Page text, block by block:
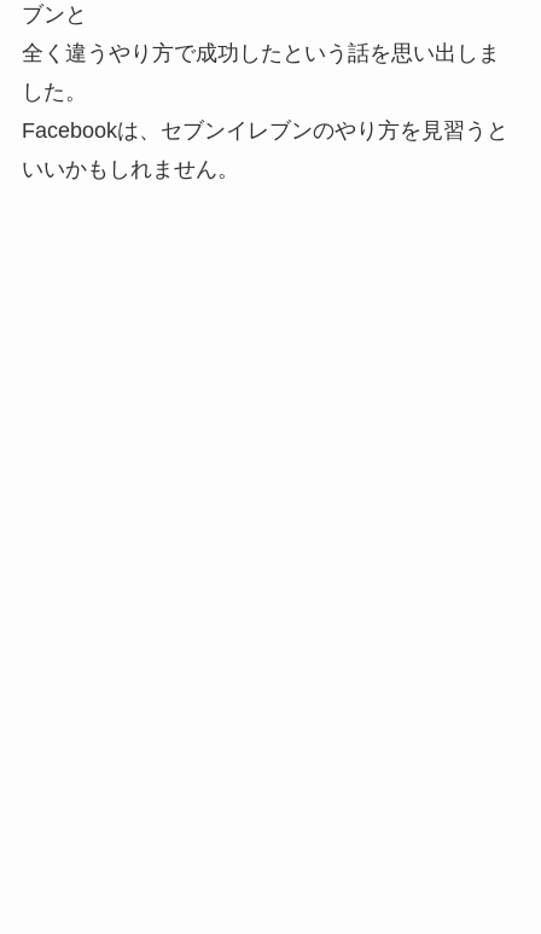
ブンと
全く違うやり方で成功したという話を思い出しま
した。
Facebookは、セブンイレブンのやり方を見習うと
いいかもしれません。